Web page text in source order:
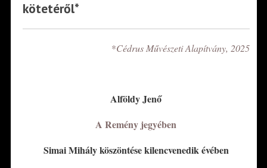
kötetéről*
*Cédrus Művészeti Alapítvány, 2025
Alföldy Jenő
A Remény jegyében
Simai Mihály köszöntése kilencvenedik évében